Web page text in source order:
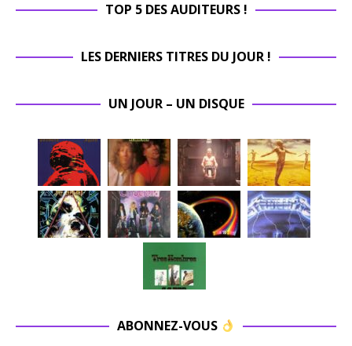
TOP 5 DES AUDITEURS !
LES DERNIERS TITRES DU JOUR !
UN JOUR – UN DISQUE
ABONNEZ-VOUS